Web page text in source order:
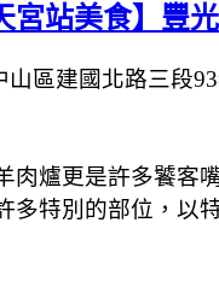
宮站美食】豐
山區建國北路三段
肉爐更是許多饕客
多特別的部位，以